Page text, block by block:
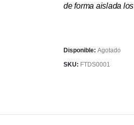
de forma aislada los
Disponible: Agotado
SKU: FTDS0001